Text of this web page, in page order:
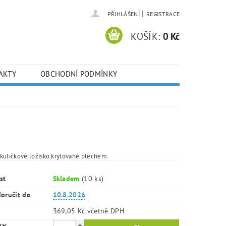
PŘIHLÁŠENÍ | REGISTRACE
KOŠÍK: 0 Kč
OBCHODNÍ PODMÍNKY
ložisko krytované plechem.
Skladem(10 ks)
do
10.8.2026
369,05 Kč včetně DPH